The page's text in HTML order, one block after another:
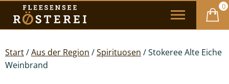
0
Start/Aus der Region /Spirituosen / Stokeree Alte Eiche
Weinbrand